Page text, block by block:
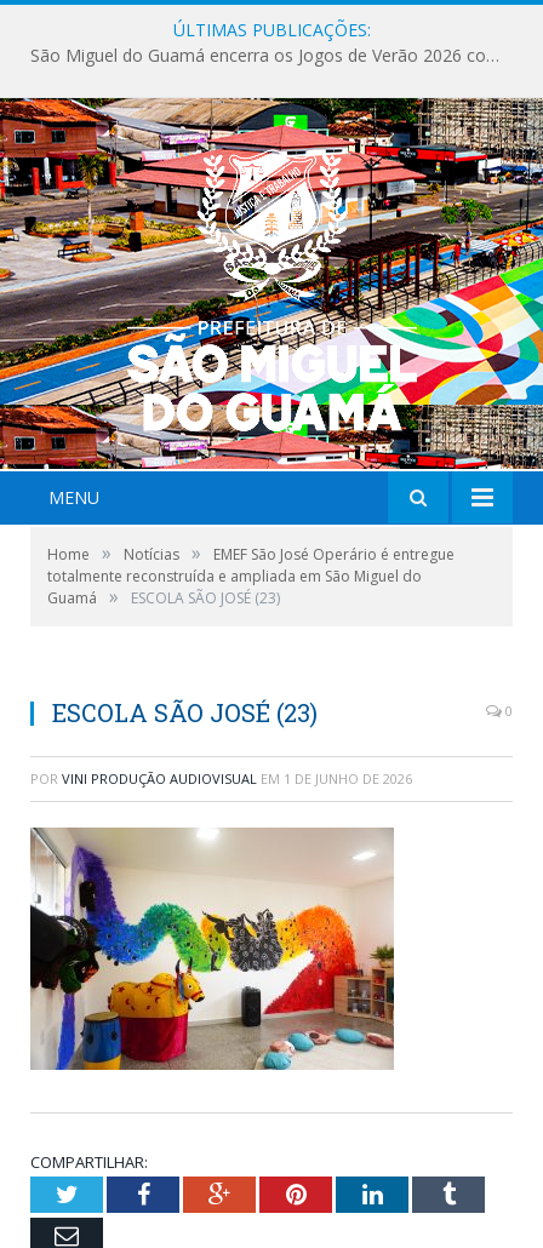
ÚLTIMAS PUBLICAÇÕES:
São Miguel do Guamá encerra os Jogos de Verão 2026 com sucesso de público e competições.
MENU
Home » Notícias »
EMEF São José Operário é entregue
totalmente reconstruída e ampliada em São Miguel do
Guamá
» ESCOLA SÃO JOSÉ (23)
ESCOLA SÃO JOSÉ (23) 0
POR VINI PRODUÇÃO AUDIOVISUAL EM 1 DE JUNHO DE 2026
COMPARTILHAR:
TwitterFacebookGoogle+PinterestLinkedInTumblr
Email